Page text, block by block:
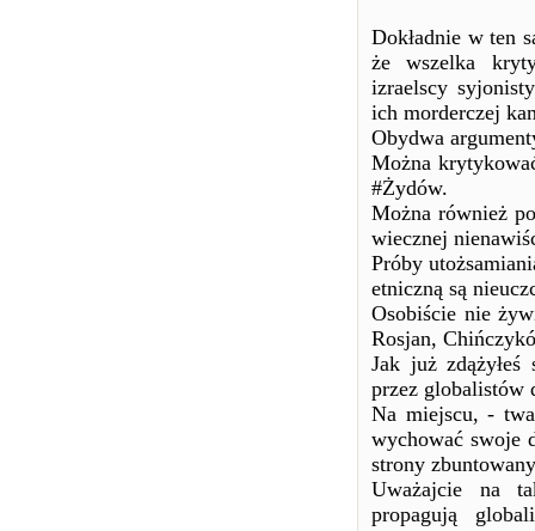
Dokładnie w ten
że wszelka
izraelscy
ich morderczej
Obydwa
Można
#Żydów.
Można również
wiecznej
Próby
etniczną są
Osobiście nie
Rosjan,
Jak już
przez globalistów
Na miejscu, -
wychować swoje
strony
Uważajcie na
propagują